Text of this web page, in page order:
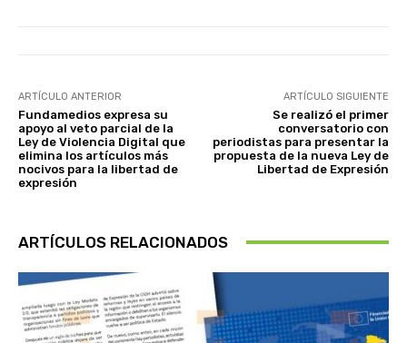
ARTÍCULO ANTERIOR
Fundamedios expresa su
apoyo al veto parcial de la
Ley de Violencia Digital que
elimina los artículos más
nocivos para la libertad de
expresión
ARTÍCULO SIGUIENTE
Se realizó el primer
conversatorio con
periodistas para presentar la
propuesta de la nueva Ley de
Libertad de Expresión
ARTÍCULOS RELACIONADOS